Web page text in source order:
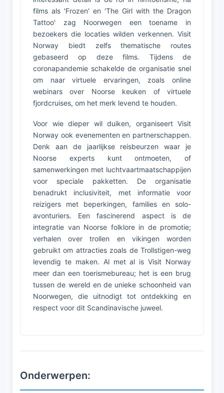
films als 'Frozen' en 'The Girl with the Dragon
Tattoo' zag Noorwegen een toename in
bezoekers die locaties wilden verkennen. Visit
Norway biedt zelfs thematische routes
gebaseerd op deze films. Tijdens de
coronapandemie schakelde de organisatie snel
om naar virtuele ervaringen, zoals online
webinars over Noorse keuken of virtuele
fjordcruises, om het merk levend te houden.
Voor wie dieper wil duiken, organiseert Visit
Norway ook evenementen en partnerschappen.
Denk aan de jaarlijkse reisbeurzen waar je
Noorse experts kunt ontmoeten, of
samenwerkingen met luchtvaartmaatschappijen
voor speciale pakketten. De organisatie
benadrukt inclusiviteit, met informatie voor
reizigers met beperkingen, families en solo-
avonturiers. Een fascinerend aspect is de
integratie van Noorse folklore in de promotie;
verhalen over trollen en vikingen worden
gebruikt om attracties zoals de Trollstigen-weg
levendig te maken. Al met al is Visit Norway
meer dan een toerismebureau; het is een brug
tussen de wereld en de unieke schoonheid van
Noorwegen, die uitnodigt tot ontdekking en
respect voor dit Scandinavische juweel.
Onderwerpen: